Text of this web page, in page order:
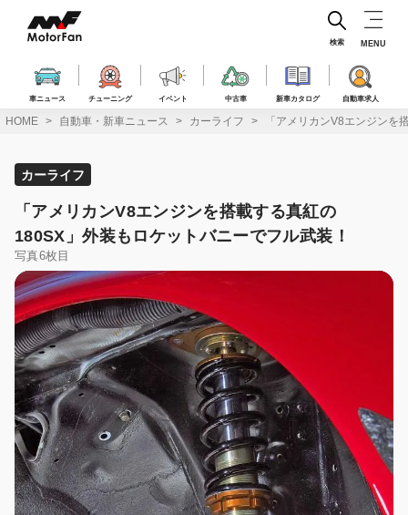
ス
車ニュース チューニング イベント 中古車 新車カタログ 自動車求人
検索 MENU
HOME 自動車・新車ニュース カーライフ 「アメリカンV8エンジン
カーライフ
「アメリカンV8エンジンを搭載する真紅の
180SX」外装もロケットバニーでフル武装！
写真6枚目